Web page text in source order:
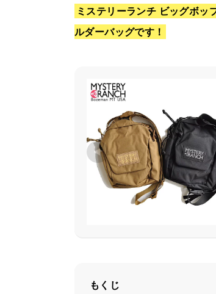
ミステリーランチ ビッグボッ
ルダーバッグです！
もくじ